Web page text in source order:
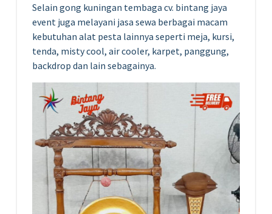
Selain gong kuningan tembaga cv. bintang jaya
event juga melayani jasa sewa berbagai macam
kebutuhan alat pesta lainnya seperti meja, kursi,
tenda, misty cool, air cooler, karpet, panggung,
backdrop dan lain sebagainya.